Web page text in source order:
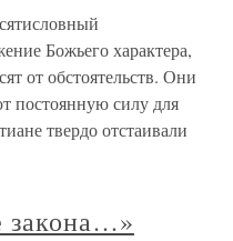
Божьего характера,
от обстоятельств. Они
постоянную силу для
твердо отстаивали
закона…»